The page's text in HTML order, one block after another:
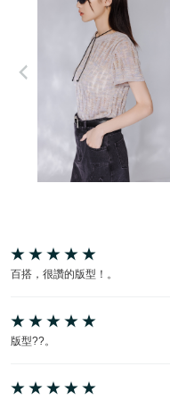
百搭，很讚的版型！。
版型??。